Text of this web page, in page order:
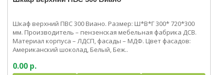
Шкаф верхний ПВС 300 Виано. Размер: Ш*В*Г 300* 720*300
мм. Производитель – пензенская мебельная фабрика ДСВ.
Материал корпуса – ЛДСП, фасады – МДФ. Цвет фасадов:
Американский шоколад, Белый, Беж..
0.00 р.